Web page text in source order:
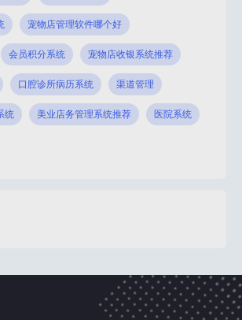
宠物店管理软件哪个好
会员积分系统 宠物店收银系统推荐
口腔诊所病历系统 渠道管理
统 美业店务管理系统推荐 医院系统